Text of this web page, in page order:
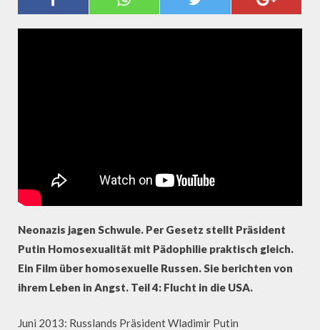
Neonazis jagen Schwule. Per Gesetz stellt Präsident
Putin Homosexualität mit Pädophilie praktisch gleich.
Ein Film über homosexuelle Russen. Sie berichten von
ihrem Leben in Angst. Teil 4: Flucht in die USA.
Juni 2013: Russlands Präsident Wladimir Putin